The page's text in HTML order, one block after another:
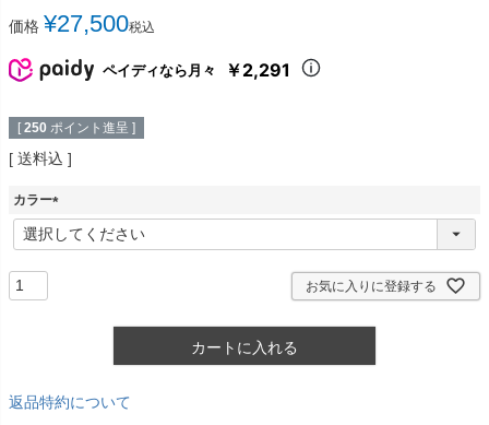
価格 ¥27,500税込
ペイディなら月々 ￥2,291
[ 250 ポイント進呈 ]
送料込
カラー
(
必
お気に入りに登録する
カートに入れる
返品特約について